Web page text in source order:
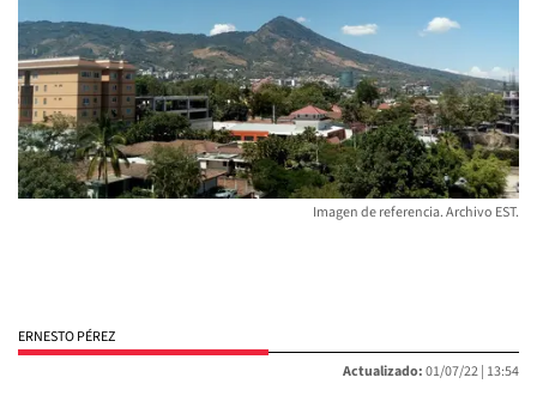
Imagen de referencia. Archivo EST.
ERNESTO PÉREZ
Actualizado:01/07/22 | 13:54